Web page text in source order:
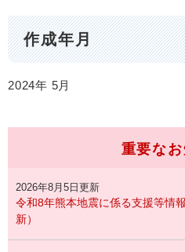
作成年月
2024年 5月
重要な
2026年8月5日更新
令和8年熊本地震に係る支援等情
新）